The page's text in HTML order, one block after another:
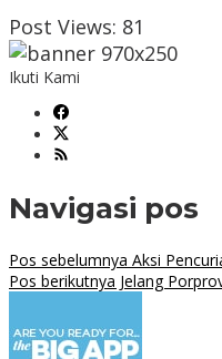
Post Views: 81
Ikuti Kami
Navigasi pos
Pos sebelumnya Aksi
Pos berikutnya Jelang